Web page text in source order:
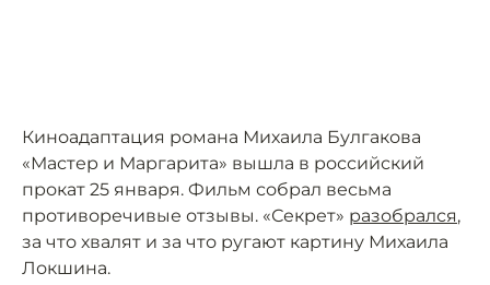
Киноадаптация романа Михаила Булгакова
«Мастер и Маргарита» вышла в российский
прокат 25 января. Фильм собрал весьма
противоречивые отзывы. «Секрет» разобрался,
за что хвалят и за что ругают картину Михаила
Локшина.